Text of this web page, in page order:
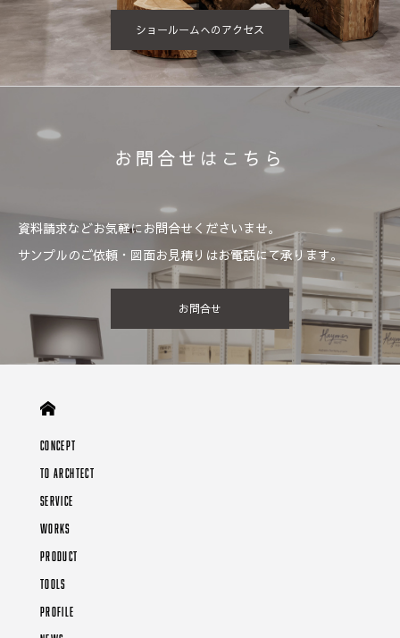
ショールームへのアクセス
お問合せはこちら
資料請求などお気軽にお問合せくださいませ。
サンプルのご依頼・図面お見積りはお電話にて承ります。
お問合せ
CONCEPT
TO ARCHTECT
SERVICE
WORKS
PRODUCT
TOOLS
PROFILE